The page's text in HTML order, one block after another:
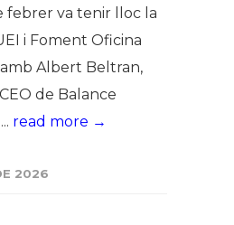
febrer va tenir lloc la
i Foment Oficina
Albert Beltran,
de Balance
read more →
2026